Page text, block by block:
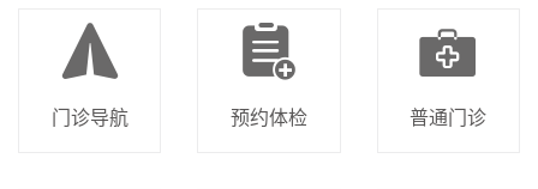
门诊导航 预约体检 普通门诊